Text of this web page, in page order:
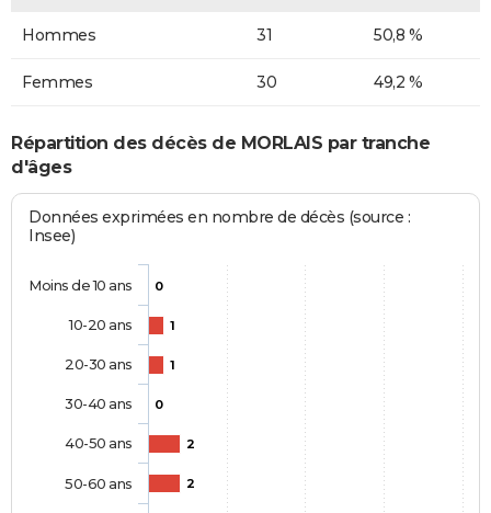
Hommes 31 50,8 %
Femmes 30 49,2 %
Répartition des décès de MORLAIS par tranche
d'âges
Données exprimées en nombre de décès (source :
Insee)
0
1
1
0
2
2
Moins de 10 ans
10-20 ans
20-30 ans
30-40 ans
40-50 ans
50-60 ans